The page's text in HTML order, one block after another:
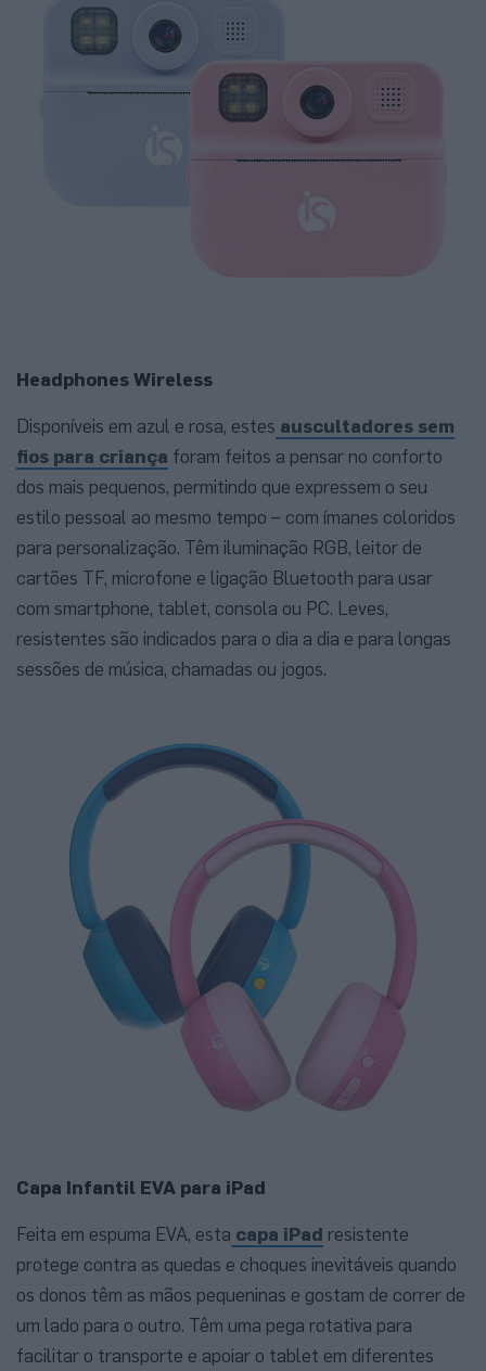
Headphones Wireless
Disponíveis em azul e rosa, estes auscultadores sem
fios para criança foram feitos a pensar no conforto
dos mais pequenos, permitindo que expressem o seu
estilo pessoal ao mesmo tempo – com ímanes coloridos
para personalização. Têm iluminação RGB, leitor de
cartões TF, microfone e ligação Bluetooth para usar
com smartphone, tablet, consola ou PC. Leves,
resistentes são indicados para o dia a dia e para longas
sessões de música, chamadas ou jogos.
Capa Infantil EVA para iPad
Feita em espuma EVA, esta capa iPad resistente
protege contra as quedas e choques inevitáveis quando
os donos têm as mãos pequeninas e gostam de correr de
um lado para o outro. Têm uma pega rotativa para
facilitar o transporte e apoiar o tablet em diferentes